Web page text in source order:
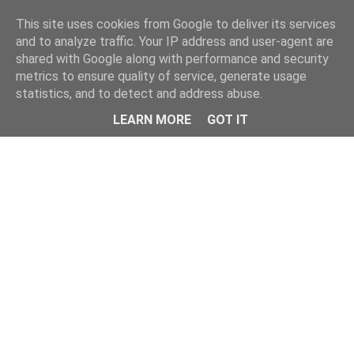
Menu
This site uses cookies from Google to deliver its services
and to analyze traffic. Your IP address and user-agent are
shared with Google along with performance and security
metrics to ensure quality of service, generate usage
statistics, and to detect and address abuse.
LEARN MORE
GOT IT